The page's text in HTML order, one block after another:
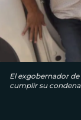
El exgobernador de
cumplir su